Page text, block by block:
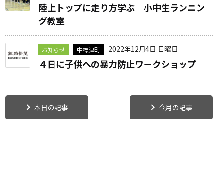
陸上トップに走り方学ぶ 小中生ランニン
グ教室
お知らせ 中標津町 2022年12月4日 日曜日
４日に子供への暴力防止ワークショップ
本日の記事 今月の記事